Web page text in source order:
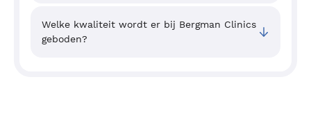
Welke kwaliteit wordt er bij Bergman Clinics
geboden?